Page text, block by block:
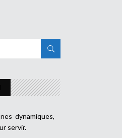
dynamiques,
servir.